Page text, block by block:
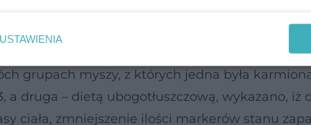
omega-3 (szczególnie EPA) są powiązane z
komórek tłuszczowych.
grupach myszy, z których jedna była
druga – dietą ubogotłuszczową, wykazano, iż
ciała, zmniejszenie ilości markerów stanu
USTAWIENIA